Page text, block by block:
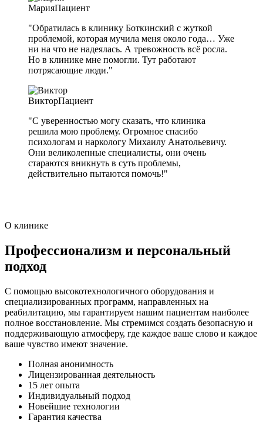
МарияПациент
"Обратилась в клинику Боткинский с жуткой
проблемой, которая мучила меня около года… Уже
ни на что не надеялась. А тревожность всё росла.
Но в клинике мне помогли. Тут работают
потрясающие люди."
ВикторПациент
"С уверенностью могу сказать, что клиника
решила мою проблему. Огромное спасибо
психологам и наркологу Михаилу Анатольевичу.
Они великолепные специалисты, они очень
стараются вникнуть в суть проблемы,
действительно пытаются помочь!"
О клинике
Профессионализм и персональный
подход
С помощью высокотехнологичного оборудования и
специализированных программ, направленных на
реабилитацию, мы гарантируем нашим пациентам наиболее
полное восстановление. Мы стремимся создать безопасную и
поддерживающую атмосферу, где каждое ваше слово и каждое
ваше чувство имеют значение.
Полная анонимность
Лицензированная деятельность
15 лет опыта
Индивидуальный подход
Новейшие технологии
Гарантия качества